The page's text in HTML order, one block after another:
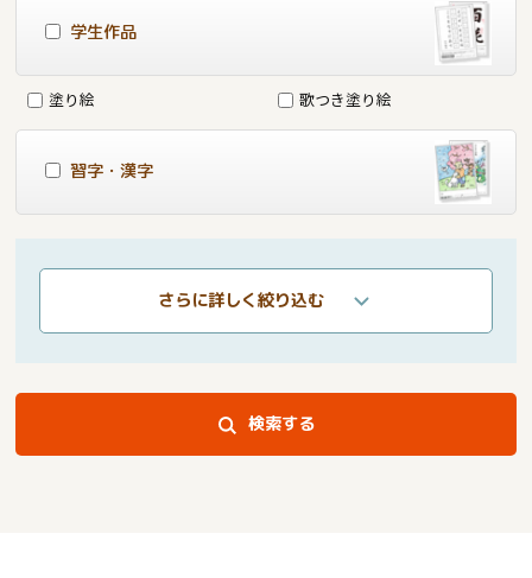
学生作品
塗り絵 歌つき塗り絵
習字・漢字
さらに詳しく絞り込む
検索する